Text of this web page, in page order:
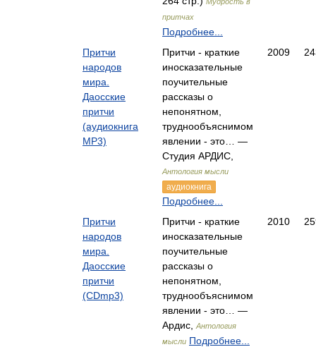
притчах
Подробнее...
Притчи
народов
мира.
Даосские
притчи
(аудиокнига
MP3)
Притчи - краткие
иносказательные
поучительные
рассказы о
непонятном,
труднообъяснимом
явлении - это… —
Студия АРДИС,
Антология мысли
аудиокнига
Подробнее...
2009
Притчи
народов
мира.
Даосские
притчи
(CDmp3)
Притчи - краткие
иносказательные
поучительные
рассказы о
непонятном,
труднообъяснимом
явлении - это… —
Ардис,
Антология
мысли Подробнее...
2010